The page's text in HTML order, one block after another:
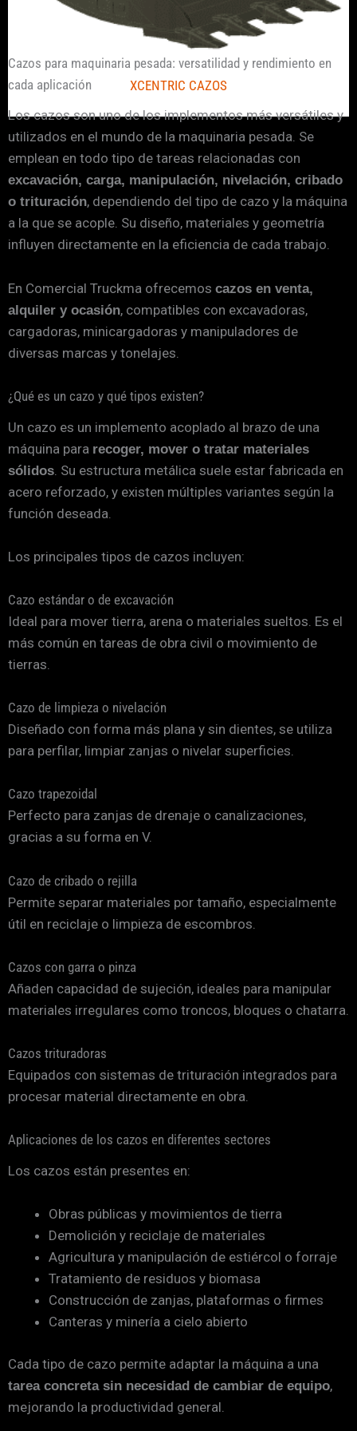
XCENTRIC CAZOS
Cazos para maquinaria pesada: versatilidad y rendimiento en
cada aplicación
Los cazos son uno de los implementos más versátiles y
utilizados en el mundo de la maquinaria pesada. Se
emplean en todo tipo de tareas relacionadas con
excavación, carga, manipulación, nivelación, cribado
o trituración, dependiendo del tipo de cazo y la máquina
a la que se acople. Su diseño, materiales y geometría
influyen directamente en la eficiencia de cada trabajo.
En Comercial Truckma ofrecemos cazos en venta,
alquiler y ocasión, compatibles con excavadoras,
cargadoras, minicargadoras y manipuladores de
diversas marcas y tonelajes.
¿Qué es un cazo y qué tipos existen?
Un cazo es un implemento acoplado al brazo de una
máquina para recoger, mover o tratar materiales
sólidos . Su estructura metálica suele estar fabricada en
acero reforzado, y existen múltiples variantes según la
función deseada.
Los principales tipos de cazos incluyen:
Cazo estándar o de excavación
Ideal para mover tierra, arena o materiales sueltos. Es el
más común en tareas de obra civil o movimiento de
tierras.
Cazo de limpieza o nivelación
Diseñado con forma más plana y sin dientes, se utiliza
para perfilar, limpiar zanjas o nivelar superficies.
Cazo trapezoidal
Perfecto para zanjas de drenaje o canalizaciones,
gracias a su forma en V.
Cazo de cribado o rejilla
Permite separar materiales por tamaño, especialmente
útil en reciclaje o limpieza de escombros.
Cazos con garra o pinza
Añaden capacidad de sujeción, ideales para manipular
materiales irregulares como troncos, bloques o chatarra.
Cazos trituradoras
Equipados con sistemas de trituración integrados para
procesar material directamente en obra.
Aplicaciones de los cazos en diferentes sectores
Los cazos están presentes en:
Obras públicas y movimientos de tierra
Demolición y reciclaje de materiales
Agricultura y manipulación de estiércol o forraje
Tratamiento de residuos y biomasa
Construcción de zanjas, plataformas o firmes
Canteras y minería a cielo abierto
Cada tipo de cazo permite adaptar la máquina a una
tarea concreta sin necesidad de cambiar de equipo,
mejorando la productividad general.